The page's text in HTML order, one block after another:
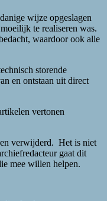
wijze opgeslagen
te realiseren was.
waardoor ook alle
storende
en ontstaan uit direct
vertonen
verwijderd. Het is niet
gaat dit
mee willen helpen.